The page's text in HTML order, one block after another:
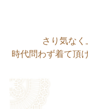
さり気なく
時代問わず着て頂